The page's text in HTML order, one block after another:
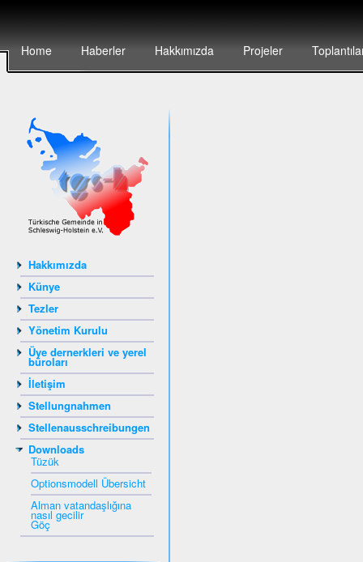
Home Haberler Hakkımızda Projeler
Hakkımızda
Künye
Tezler
Yönetim Kurulu
Üye dernerkleri ve yerel
büroları
İletişim
Stellungnahmen
Stellenausschreibungen
Downloads
Tüzük
Optionsmodell Übersicht
Alman vatandaşlığına
nasıl gecilir
Göç